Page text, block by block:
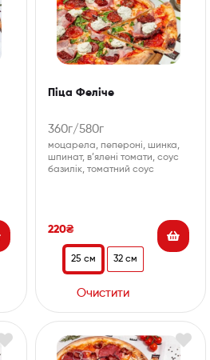
Піца Феліче
360г/580г
моцарела, пепероні, шинка,
шпинат, в’ялені томати, соус
базилік, томатний соус
220₴
25 см 32 см
Очистити